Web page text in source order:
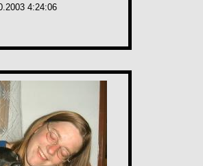
4:24:06